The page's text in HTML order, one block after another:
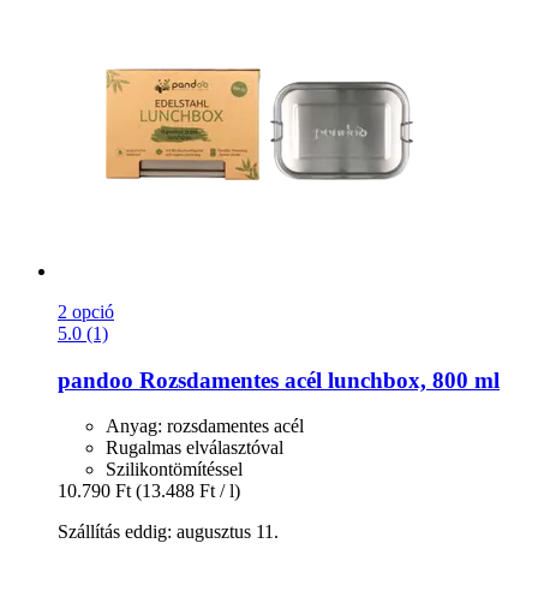
2 opció
5.0 (1)
pandoo Rozsdamentes acél lunchbox, 800 ml
Anyag: rozsdamentes acél
Rugalmas elválasztóval
Szilikontömítéssel
10.790 Ft (13.488 Ft / l)
Szállítás eddig: augusztus 11.